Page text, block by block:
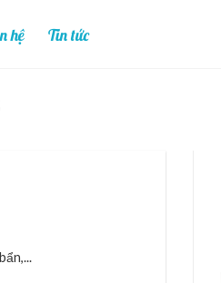
hệ Tin tức